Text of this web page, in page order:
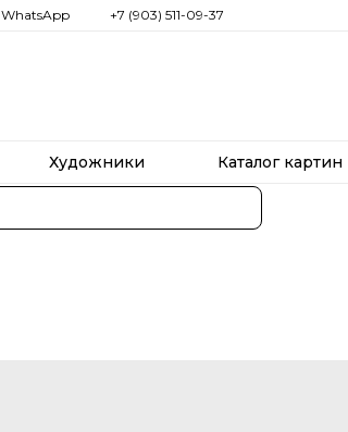
Каталог картин
Художники
WhatsApp +7 (903) 511-09-37
Художники